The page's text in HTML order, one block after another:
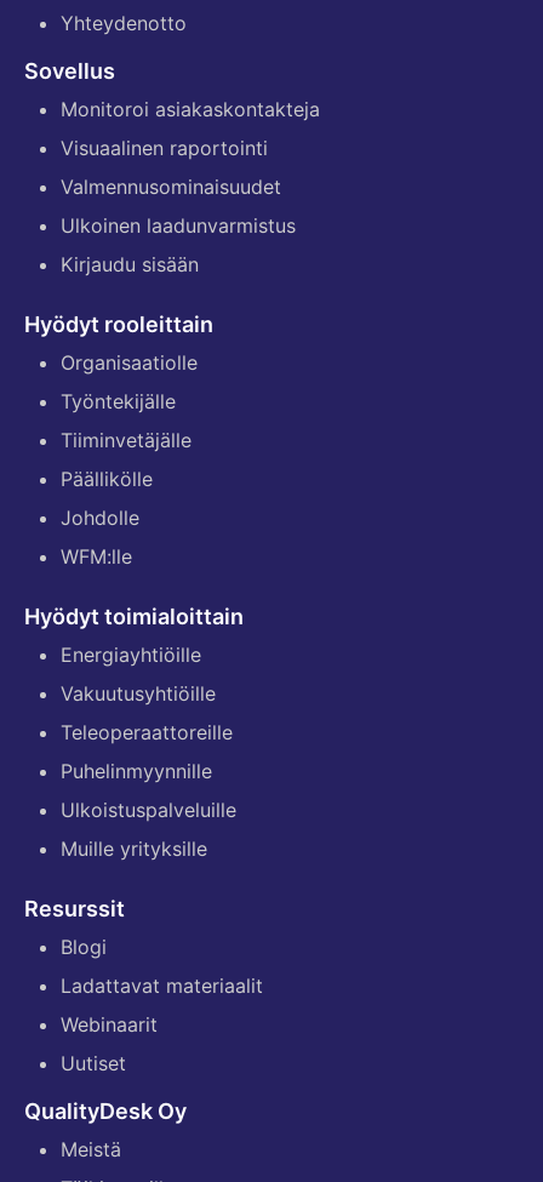
Yhteydenotto
Sovellus
Monitoroi asiakaskontakteja
Visuaalinen raportointi
Valmennusominaisuudet
Ulkoinen laadunvarmistus
Kirjaudu sisään
Hyödyt rooleittain
Organisaatiolle
Työntekijälle
Tiiminvetäjälle
Päällikölle
Johdolle
WFM:lle
Hyödyt toimialoittain
Energiayhtiöille
Vakuutusyhtiöille
Teleoperaattoreille
Puhelinmyynnille
Ulkoistuspalveluille
Muille yrityksille
Resurssit
Blogi
Ladattavat materiaalit
Webinaarit
Uutiset
QualityDesk Oy
Meistä